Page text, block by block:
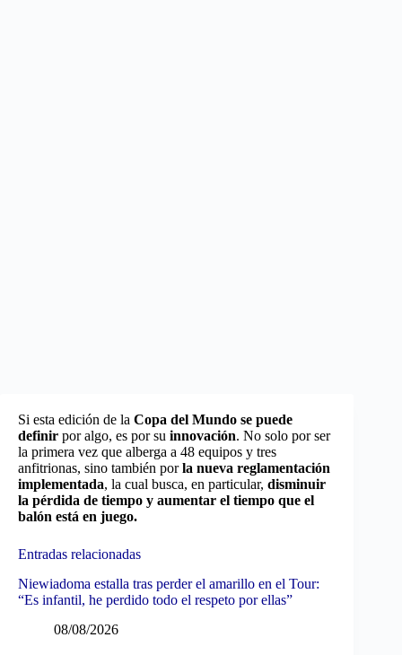
Si esta edición de la Copa del Mundo se puede
definir por algo, es por su innovación. No solo por ser
la primera vez que alberga a 48 equipos y tres
anfitrionas, sino también porla nueva reglamentación
implementada, la cual busca, en particular, disminuir
la pérdida de tiempo y aumentar el tiempo que el
balón está en juego.
Entradas relacionadas
Niewiadoma estalla tras perder el amarillo en el Tour:
“Es infantil, he perdido todo el respeto por ellas”
08/08/2026